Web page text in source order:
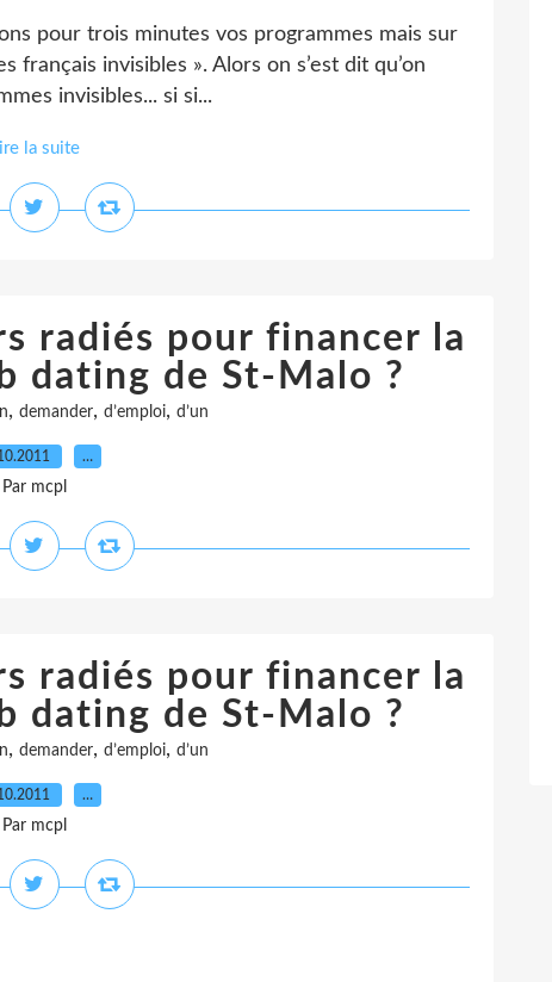
pour trois minutes vos programmes mais sur
invisibles ». Alors on s’est dit qu’on
invisibles... si si...
la suite
radiés pour financer la
dating de St-Malo ?
, demander, d’emploi, d’un
…
Par mcpl
radiés pour financer la
dating de St-Malo ?
, demander, d’emploi, d’un
…
Par mcpl